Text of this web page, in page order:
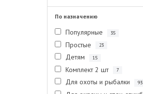
По назначению
Популярные 35
Простые 23
Детям 15
Комплект 2 шт 7
Для охоты и рыбалки 93